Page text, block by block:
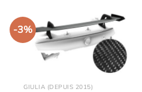
-3%
GIULIA (DEPUIS 2015)